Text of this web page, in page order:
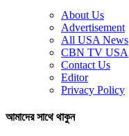
About Us
Advertisement
All USA News
CBN TV USA
Contact Us
Editor
Privacy Policy
আমাদের সাথে থাকুন